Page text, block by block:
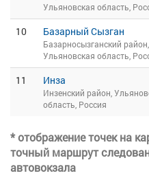
Ульяновская область,
10 Базарный Сызган
Базарносызганский район,
Ульяновская область,
11 Инза
Инзенский район,
область, Россия
* отображение точек на
точный маршрут
автовокзала